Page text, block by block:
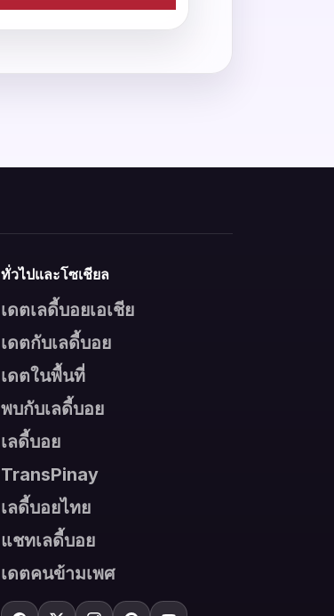
ทั่วไปและโซเชียล
เดตเลดี้บอยเอเชีย
เดตกับเลดี้บอย
เดตในพื้นที่
พบกับเลดี้บอย
เลดี้บอย
TransPinay
เลดี้บอยไทย
แชทเลดี้บอย
เดตคนข้ามเพศ